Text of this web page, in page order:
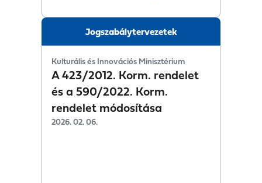
Jogszabálytervezetek
Kulturális és Innovációs Minisztérium
A 423/2012. Korm. rendelet
és a 590/2022. Korm.
rendelet módosítása
2026. 02. 06.